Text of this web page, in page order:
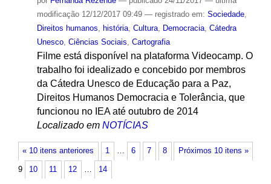
modificação12/12/2017 09:49 — registrado em: Sociedade,
Direitos humanos, história, Cultura, Democracia, Cátedra
Unesco, Ciências Sociais, Cartografia
Filme está disponível na plataforma Videocamp. O
trabalho foi idealizado e concebido por membros
da Cátedra Unesco de Educação para a Paz,
Direitos Humanos Democracia e Tolerância, que
funcionou no IEA até outubro de 2014
Localizado em NOTÍCIAS
« 10 itens anteriores Próximos 10 itens »
1 … 6 7 8
9 10 11 12 … 14